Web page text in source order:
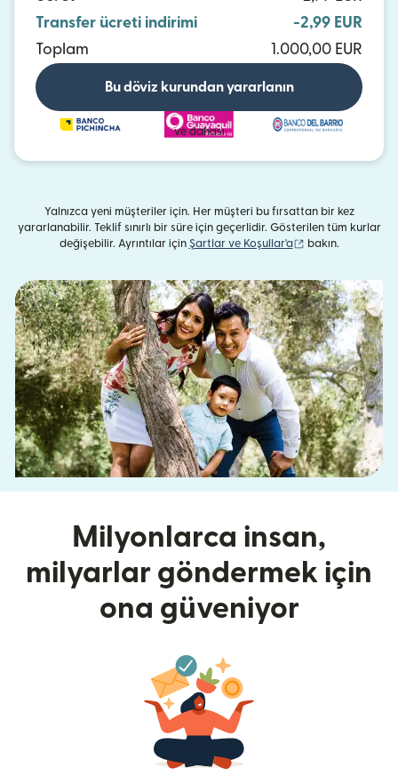
Transfer ücreti indirimi
-2,99 EUR
Toplam
1.000,00 EUR
Bu döviz kurundan yararlanın
ve dahası
Yalnızca yeni müşteriler için. Her müşteri bu fırsattan bir kez
yararlanabilir. Teklif sınırlı bir süre için geçerlidir. Gösterilen tüm kurlar
değişebilir. Ayrıntılar için Şartlar ve Koşullar'a (yeni pencerede
bakın.
Milyonlarca insan,
milyarlar göndermek için
ona güveniyor